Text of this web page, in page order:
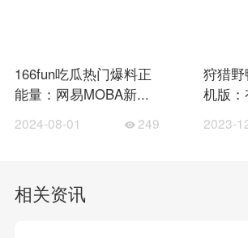
166fun吃瓜热门爆料正
能量：网易MOBA新...
2024-08-01 249
狩猎
机版
2023-
相关资讯